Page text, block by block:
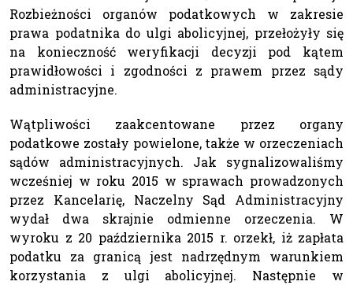
Rozbieżności organów podatkowych w zakresie
prawa podatnika do ulgi abolicyjnej, przełożyły się
na konieczność weryfikacji decyzji pod kątem
prawidłowości i zgodności z prawem przez sądy
administracyjne.
Wątpliwości zaakcentowane przez organy
podatkowe zostały powielone, także w orzeczeniach
sądów administracyjnych. Jak sygnalizowaliśmy
wcześniej w roku 2015 w sprawach prowadzonych
przez Kancelarię, Naczelny Sąd Administracyjny
wydał dwa skrajnie odmienne orzeczenia. W
wyroku z 20 października 2015 r. orzekł, iż zapłata
podatku za granicą jest nadrzędnym warunkiem
korzystania z ulgi abolicyjnej. Następnie w